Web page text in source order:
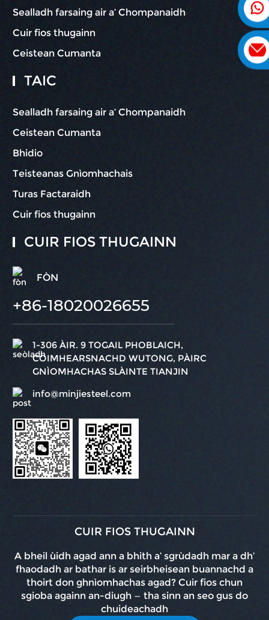
Sealladh farsaing air a’ Chompanaidh
Cuir fios thugainn
Ceistean Cumanta
TAIC
Sealladh farsaing air a’ Chompanaidh
Ceistean Cumanta
Bhidio
Teisteanas Gnìomhachais
Turas Factaraidh
Cuir fios thugainn
CUIR FIOS THUGAINN
FÒN
+86-18020026655
1-306 ÀIR. 9 TOGAIL PHOBLAICH,
COIMHEARSNACHD WUTONG, PÀIRC
GNÌOMHACHAS SLÀINTE TIANJIN
info@minjiesteel.com
CUIR FIOS THUGAINN
A bheil ùidh agad ann a bhith a’ sgrùdadh mar a dh’
fhaodadh ar bathar is ar seirbheisean buannachd a
thoirt don ghnìomhachas agad? Cuir fios chun
sgioba againn an-diugh — tha sinn an seo gus do
chuideachadh